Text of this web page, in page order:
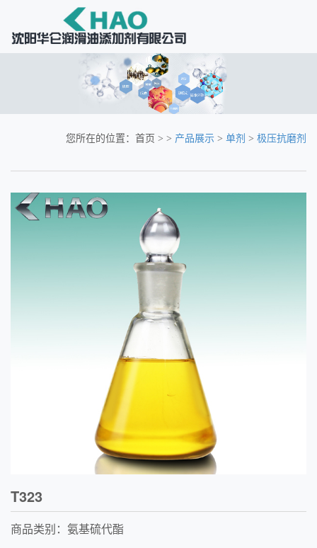
您所在的位置： 首页 > > 产品展示 > 单剂 > 极压抗磨剂
T323
商品类别：氨基硫代酯